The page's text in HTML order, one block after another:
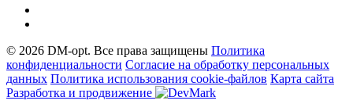
© 2026 DM-opt. Все права защищены Политика
конфиденциальности Согласие на обработку персональных
данных Пoлитикa иcпoльзoвaния cookie-фaйлoв Карта сайта
Разработка и продвижение